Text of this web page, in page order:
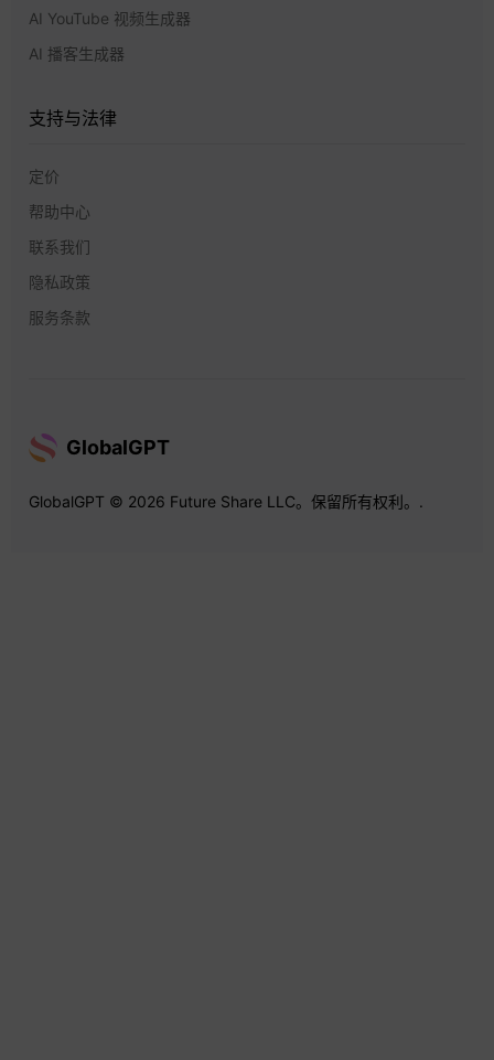
AI YouTube 视频生成器
AI 播客生成器
支持与法律
定价
帮助中心
联系我们
隐私政策
服务条款
GlobalGPT
GlobalGPT © 2026 Future Share LLC。保留所有权利。.